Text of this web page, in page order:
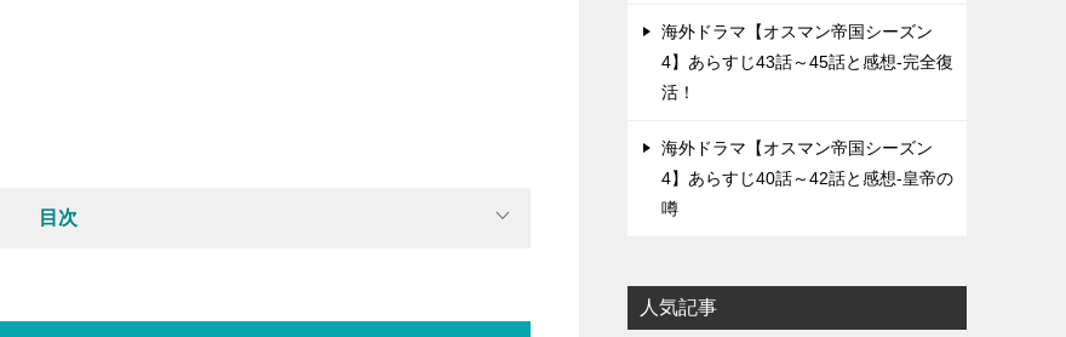
目次
海外ドラマ【オスマン帝国シーズン
4】あらすじ43話～45話と感想-完全復
活！
海外ドラマ【オスマン帝国シーズン
4】あらすじ40話～42話と感想-皇帝の
噂
人気記事